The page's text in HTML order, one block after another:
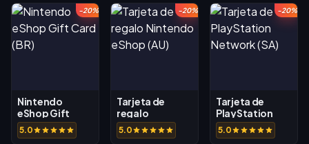
-20%
Nintendo
eShop Gift
Card (BR)
5.0
-20%
Tarjeta de
regalo
Nintendo
eShop (AU)
5.0
-20%
Tarjeta de
PlayStation
Network (SA)
5.0